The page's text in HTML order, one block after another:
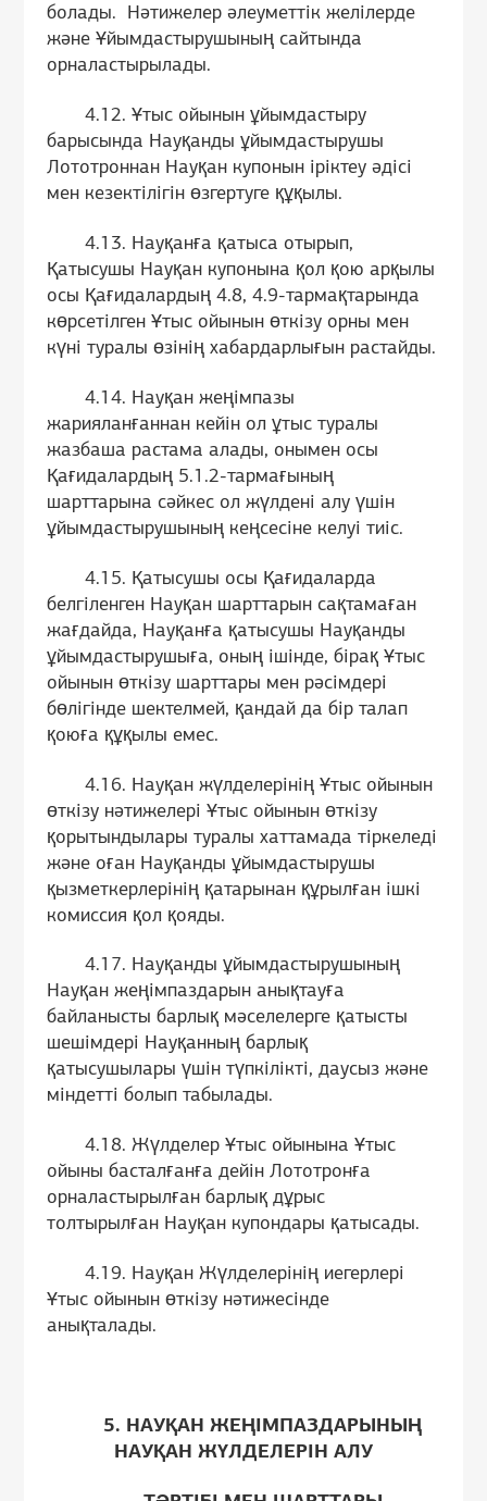
болады. Нәтижелер әлеуметтік желілерде
және Ұйымдастырушының сайтында
орналастырылады.
4.12. Ұтыс ойынын ұйымдастыру
барысында Науқанды ұйымдастырушы
Лототроннан Науқан купонын іріктеу әдісі
мен кезектілігін өзгертуге құқылы.
4.13. Науқанға қатыса отырып,
Қатысушы Науқан купонына қол қою арқылы
осы Қағидалардың 4.8, 4.9-тармақтарында
көрсетілген Ұтыс ойынын өткізу орны мен
күні туралы өзінің хабардарлығын растайды.
4.14. Науқан жеңімпазы
жарияланғаннан кейін ол ұтыс туралы
жазбаша растама алады, онымен осы
Қағидалардың 5.1.2-тармағының
шарттарына сәйкес ол жүлдені алу үшін
ұйымдастырушының кеңсесіне келуі тиіс.
4.15. Қатысушы осы Қағидаларда
белгіленген Науқан шарттарын сақтамаған
жағдайда, Науқанға қатысушы Науқанды
ұйымдастырушыға, оның ішінде, бірақ Ұтыс
ойынын өткізу шарттары мен рәсімдері
бөлігінде шектелмей, қандай да бір талап
қоюға құқылы емес.
4.16. Науқан жүлделерінің Ұтыс ойынын
өткізу нәтижелері Ұтыс ойынын өткізу
қорытындылары туралы хаттамада тіркеледі
және оған Науқанды ұйымдастырушы
қызметкерлерінің қатарынан құрылған ішкі
комиссия қол қояды.
4.17. Науқанды ұйымдастырушының
Науқан жеңімпаздарын анықтауға
байланысты барлық мәселелерге қатысты
шешімдері Науқанның барлық
қатысушылары үшін түпкілікті, даусыз және
міндетті болып табылады.
4.18. Жүлделер Ұтыс ойынына Ұтыс
ойыны басталғанға дейін Лототронға
орналастырылған барлық дұрыс
толтырылған Науқан купондары қатысады.
4.19. Науқан Жүлделерінің иегерлері
Ұтыс ойынын өткізу нәтижесінде
анықталады.
5. НАУҚАН ЖЕҢІМПАЗДАРЫНЫҢ
НАУҚАН ЖҮЛДЕЛЕРІН АЛУ